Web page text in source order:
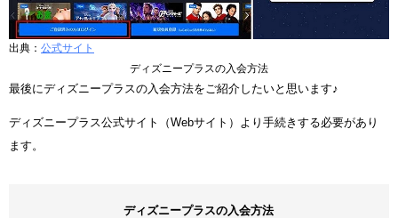
出典： 公式サイト
ディズニープラスの入会方法
最後にディズニープラスの入会方法をご紹介したいと思います♪
ディズニープラス公式サイト（Webサイト）より手続きする必要があり
ます。
ディズニープラスの入会方法